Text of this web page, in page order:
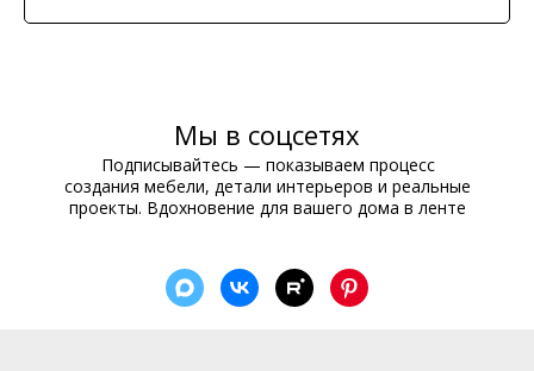
Мы в соцсетях
Подписывайтесь — показываем процесс
создания мебели, детали интерьеров и реальные
проекты. Вдохновение для вашего дома в ленте